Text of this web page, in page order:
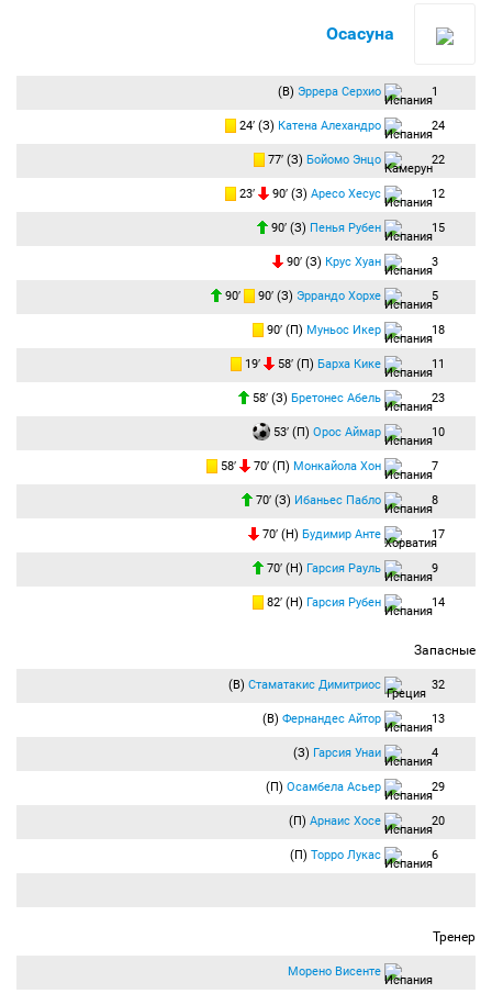
Осасуна
(В) Эррера Серхио 1
24′ (З) Катена Алехандро 24
77′ (З) Бойомо Энцо 22
23′ 90′ (З) Аресо Хесус 12
90′ (З) Пенья Рубен 15
90′ (З) Крус Хуан 3
90′ 90′ (З) Эррандо Хорхе 5
90′ (П) Муньос Икер 18
19′ 58′ (П) Барха Кике 11
58′ (З) Бретонес Абель 23
53′ (П) Орос Аймар 10
58′ 70′ (П) Монкайола Хон 7
70′ (З) Ибаньес Пабло 8
70′ (Н) Будимир Анте 17
70′ (Н) Гарсия Рауль 9
82′ (Н) Гарсия Рубен 14
Запасные
(В) Стаматакис Димитриос 32
(В) Фернандес Айтор 13
(З) Гарсия Унаи 4
(П) Осамбела Асьер 29
(П) Арнаис Хосе 20
(П) Торро Лукас 6
Тренер
Морено Висенте